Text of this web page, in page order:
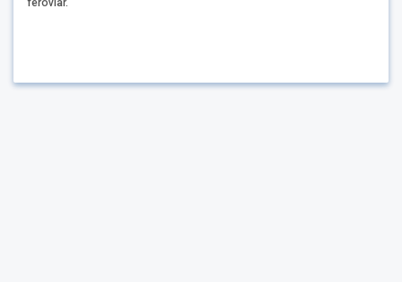
feroviar.